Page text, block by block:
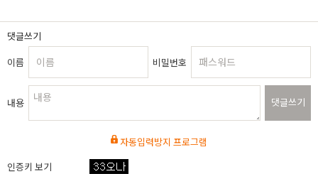
댓글쓰기
이름
비밀번호
내용 댓글쓰기
자동입력방지 프로그램
인증키 보기